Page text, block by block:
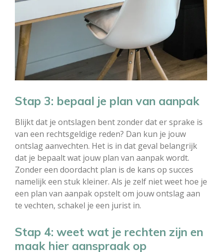
Stap 3: bepaal je plan van aanpak
Blijkt dat je ontslagen bent zonder dat er sprake is
van een rechtsgeldige reden? Dan kun je jouw
ontslag aanvechten. Het is in dat geval belangrijk
dat je bepaalt wat jouw plan van aanpak wordt.
Zonder een doordacht plan is de kans op succes
namelijk een stuk kleiner. Als je zelf niet weet hoe je
een plan van aanpak opstelt om jouw ontslag aan
te vechten, schakel je een jurist in.
Stap 4: weet wat je rechten zijn en
maak hier aanspraak op